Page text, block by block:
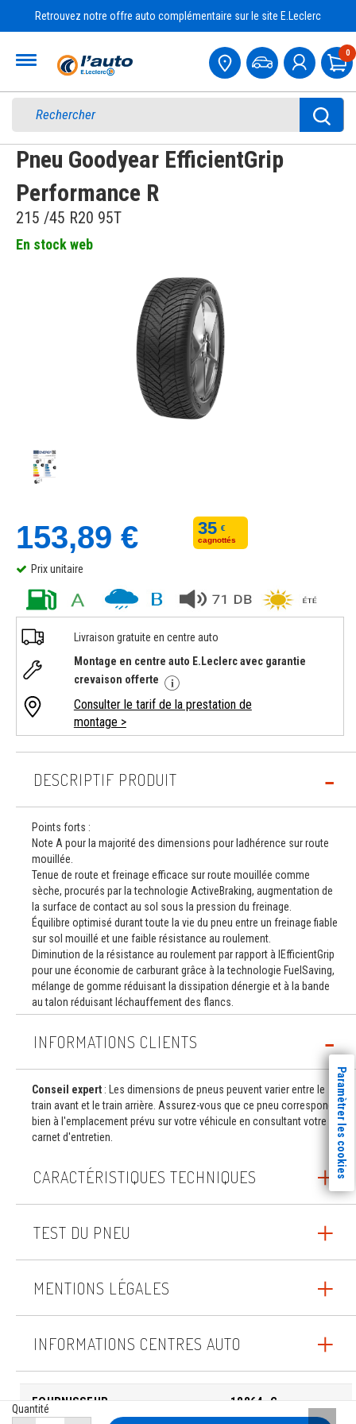
Retrouvez notre offre auto complémentaire sur le site E.Leclerc
0
Pneu Goodyear EfficientGrip
Performance R
215 /45 R20 95T
En stock web
35 €
cagnottés
153,89 €
Prix unitaire
Quantité
Livraison gratuite en centre auto
Montage en centre auto E.Leclerc avec garantie
crevaison offerte
Consulter le tarif de la prestation de
montage >
DESCRIPTIF PRODUIT
Points forts :
Note A pour la majorité des dimensions pour ladhérence sur route
mouillée.
Tenue de route et freinage efficace sur route mouillée comme
sèche, procurés par la technologie ActiveBraking, augmentation de
la surface de contact au sol sous la pression du freinage.
Équilibre optimisé durant toute la vie du pneu entre un freinage fiable
sur sol mouillé et une faible résistance au roulement.
Diminution de la résistance au roulement par rapport à lEfficientGrip
pour une économie de carburant grâce à la technologie FuelSaving,
mélange de gomme réduisant la dissipation dénergie et à la bande
au talon réduisant léchauffement des flancs.
INFORMATIONS CLIENTS
Conseil expert : Les dimensions de pneus peuvent varier entre le
train avant et le train arrière. Assurez-vous que ce pneu correspond
bien à l'emplacement prévu sur votre véhicule en consultant votre
carnet d'entretien.
CARACTÉRISTIQUES TECHNIQUES
TEST DU PNEU
MENTIONS LÉGALES
INFORMATIONS CENTRES AUTO
FOURNISSEUR 18864_G
Paramètrer les cookies